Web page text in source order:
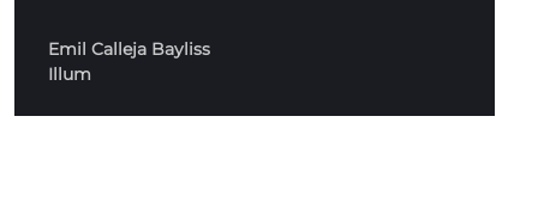
Emil Calleja Bayliss
Illum